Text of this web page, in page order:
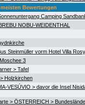
Bewertungen
Camping
NOBU-WEIDENTHAL
Steinmüller vorm Hotel Villa Rosy
3
> Tafel
Holzkirchen
VESÚVIO > davor die Insel
> ÖSTERREICH >